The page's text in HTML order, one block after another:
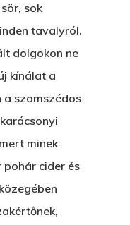
sok
tavalyról.
dolgokon ne
kínálat a
a szomszédos
minek
pohár cider és